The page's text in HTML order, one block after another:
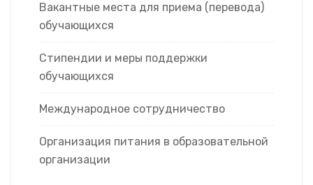
Вакантные места для приема (перевода)
обучающихся
Стипендии и меры поддержки
обучающихся
Международное сотрудничество
Организация питания в образовательной
организации